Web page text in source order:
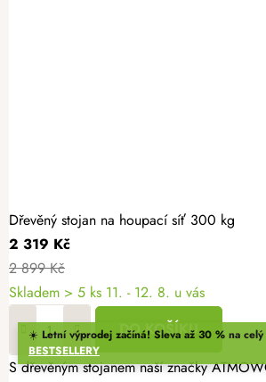
☀️ Letní výprodej začíná! Sleva až 30 % na
BESTSELLERY
Dřevěný stojan na houpací síť 300 kg
2 319 Kč
2 899 Kč
Skladem > 5 ks 11. - 12. 8. u vás
DO KOŠÍKU
S dřevěným stojanem naší značky